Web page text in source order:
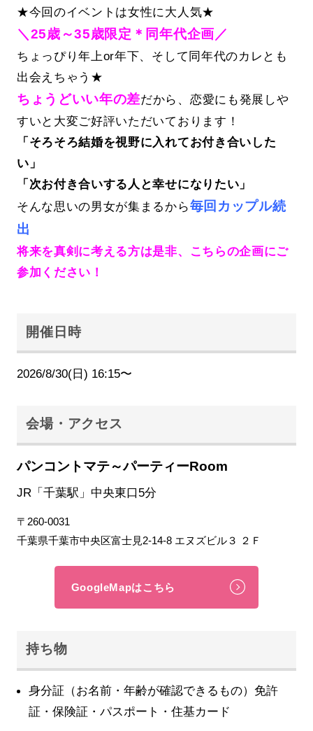
★今回のイベントは女性に大人気★
＼25歳～35歳限定＊同年代企画／
ちょっぴり年上or年下、そして同年代のカレとも
出会えちゃう★
ちょうどいい年の差だから、恋愛にも発展しや
すいと大変ご好評いただいております！
「そろそろ結婚を視野に入れてお付き合いした
い」
「次お付き合いする人と幸せになりたい」
そんな思いの男女が集まるから毎回カップル続
出
将来を真剣に考える方は是非、こちらの企画にご
参加ください！
開催日時
2026/8/30(日) 16:15〜
会場・アクセス
パンコントマテ～パーティーRoom
JR「千葉駅」中央東口5分
〒260-0031
千葉県千葉市中央区富士見2-14-8 エヌズビル３ ２Ｆ
GoogleMapはこちら
持ち物
身分証（お名前・年齢が確認できるもの）免許
証・保険証・パスポート・住基カード